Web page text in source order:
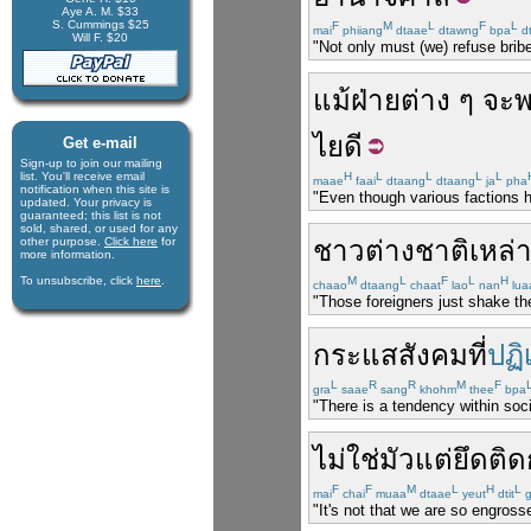
Aye A. M. $33
S. Cummings $25
Will F. $20
Get e-mail
Sign-up to join our mail­ing
list. You'll receive e­mail
notification when this site is
updated. Your privacy is
guaran­teed; this list is not
sold, shared, or used for any
other purpose. Click here for
more infor­mation.
To unsubscribe, click here
maiF phiiangM dtaaeL dtawngF bpaL
"Not only must (we) refuse
แม้ฝ่ายต่าง ๆ จะ
ไยดี
maaeH faaiL dtaangL dtaangL jaL pha
"Even though various factions
ชาวต่างชาติเหล่
chaaoM dtaangL chaatF laoL nanH
"Those foreigners just shake
กระแสสังคมที่ปฏิ
graL saaeR sangR khohmM theeF bpa
"There is a tendency within
ไม่ใช่มัวแต่ยึดติด
maiF chaiF muaaM dtaaeL yeutH dtitL
"It's not that we are so